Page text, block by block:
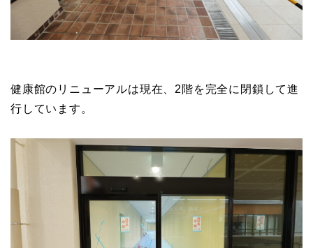
健康館のリニューアルは現在、2階を完全に閉鎖して進
行しています。